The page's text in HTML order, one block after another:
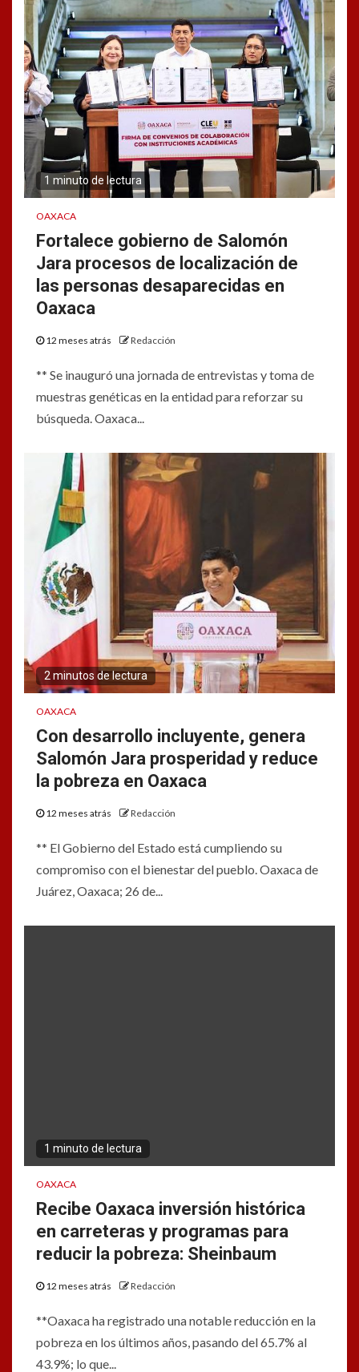
1 minuto de lectura
OAXACA
Fortalece gobierno de Salomón
Jara procesos de localización de
las personas desaparecidas en
Oaxaca
12 meses atrás Redacción
** Se inauguró una jornada de entrevistas y toma de
muestras genéticas en la entidad para reforzar su
búsqueda. Oaxaca...
2 minutos de lectura
OAXACA
Con desarrollo incluyente, genera
Salomón Jara prosperidad y reduce
la pobreza en Oaxaca
12 meses atrás Redacción
** El Gobierno del Estado está cumpliendo su
compromiso con el bienestar del pueblo. Oaxaca de
Juárez, Oaxaca; 26 de...
1 minuto de lectura
OAXACA
Recibe Oaxaca inversión histórica
en carreteras y programas para
reducir la pobreza: Sheinbaum
12 meses atrás Redacción
**Oaxaca ha registrado una notable reducción en la
pobreza en los últimos años, pasando del 65.7% al
43.9%; lo que...